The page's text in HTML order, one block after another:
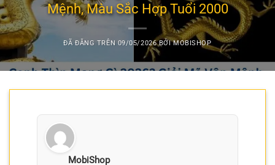
Mệnh, Màu Sắc Hợp Tuổi 2000
ĐÃ ĐĂNG TRÊN 09/05/2026 BỞIMOBISHOP
MobiShop